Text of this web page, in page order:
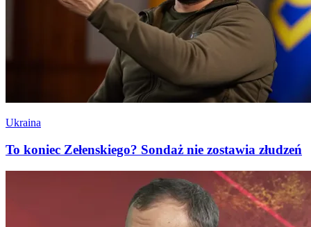
Ukraina
To koniec Zełenskiego? Sondaż nie zostawia złudzeń